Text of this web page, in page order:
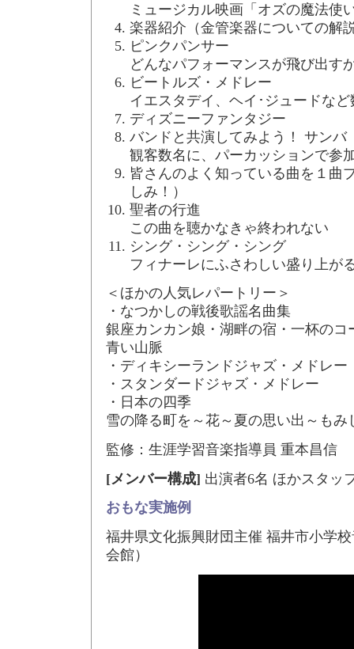
ミュージカル映画「オズの魔法使
楽器紹介（金管楽器についての解
ピンクパンサー
どんなパフォーマンスが飛び出す
ビートルズ・メドレー
イエスタデイ、ヘイ･ジュードな
ディズニーファンタジー
バンドと共演してみよう！ サンバ
観客数名に、パーカッションで参
皆さんのよく知っている曲を１曲
しみ！）
聖者の行進
この曲を聴かなきゃ終われない
シング・シング・シング
フィナーレにふさわしい盛り上が
＜ほかの人気レパートリー＞
・なつかしの戦後歌謡名曲集
銀座カンカン娘・湖畔の宿・一杯のコ
青い山脈
・ディキシーランドジャズ・メドレー
・スタンダードジャズ・メドレー
・日本の四季
雪の降る町を～花～夏の思い出～もみ
監修：生涯学習音楽指導員 重本昌信
[メンバー構成] 出演者6名 ほかスタッ
おもな実施例
福井県文化振興財団主催 福井市小学
会館）